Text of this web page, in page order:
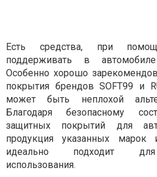
Есть средства, при
поддерживать в
Особенно хорошо
покрытия брендов SOFT99 и
может быть неплохой
Благодаря безопасному
защитных покрытий для
продукция указанных
идеально подходит для
использования.